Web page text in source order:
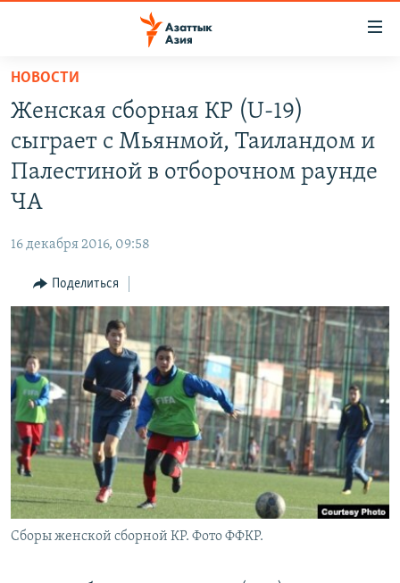
Вернуться
основному
содержанию
Вернутся
главной
Вернутся
поиску
ЦЕНТРАЛЬНАЯ АЗИЯ
УЗБЕКИСТАН
ВОЙНА В УКРАИНЕ
НА ДРУГИХ ЯЗЫКАХ
КЫРГЫЗЧА
ЎЗБЕКЧА
ТОҶИКӢ
TÜRKMENÇE
ПОДПИШИТЕСЬ НА НАС В СОЦСЕТЯХ
Все сайты РСЕ/РС
НОВОСТИ
Женская сборная КР (U-19)
сыграет с Мьянмой, Таиландом и
Палестиной в отборочном раунде
ЧА
16 декабря 2016, 09:58
Поделиться
Сборы женской сборной КР. Фото ФФКР.